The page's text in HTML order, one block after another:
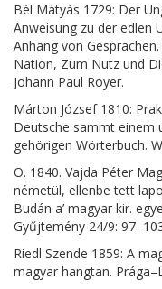
Bél Mátyás 1729: Der
Anweisung zu der edlen
Anhang von
Nation, Zum Nutz und
Johann Paul Royer.
Márton József 1810:
Deutsche sammt einem
gehörigen Wörterbuch.
O. 1840. Vajda Péter
németül, ellenbe tett
Budán a’ magyar kir.
Gyűjtemény 24/9:
Riedl Szende 1859: A
magyar hangtan.